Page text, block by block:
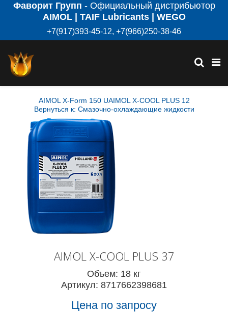
Фаворит Групп - Официальный дистрибьютор
AIMOL | TAIF Lubricants | WEGO
+7(917)393-45-12, +7(966)250-38-46
AIMOL X-Form 150 UAIMOL X-COOL PLUS 12
Вернуться к: Смазочно-охлаждающие жидкости
AIMOL X-COOL PLUS 37
Объем: 18 кг
Артикул: 8717662398681
Цена по запросу